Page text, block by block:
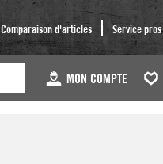
Comparaison d'articles Service pros
MON COMPTE